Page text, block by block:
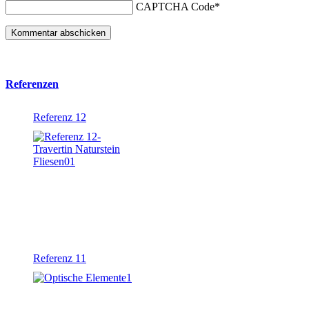
CAPTCHA Code*
Referenzen
Referenz 12
Referenz 11